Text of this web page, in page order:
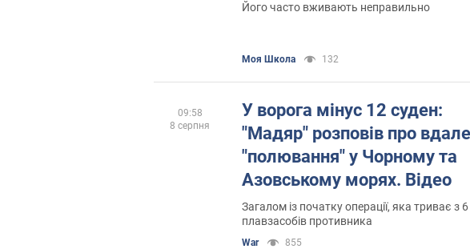
Його часто вживають неправильно
Моя Школа 132
У ворога мінус 12 суден:
"Мадяр" розповів про вдале
"полювання" у Чорному та
Азовському морях. Відео
Загалом із початку операції, яка триває з
плавзасобів противника
War 855
09:58
8 серпня